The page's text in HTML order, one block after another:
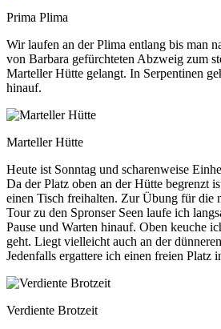
Prima Plima
Wir laufen an der Plima entlang bis man
von Barbara gefürchteten Abzweig zum
Marteller Hütte gelangt. In Serpentinen
hinauf.
Marteller Hütte
Heute ist Sonntag und scharenweise
Da der Platz oben an der Hütte begrenzt
einen Tisch freihalten. Zur Übung für die
Tour zu den Spronser Seen laufe ich
Pause und Warten hinauf. Oben keuche
geht. Liegt vielleicht auch an der
Jedenfalls ergattere ich einen freien Platz
Verdiente Brotzeit